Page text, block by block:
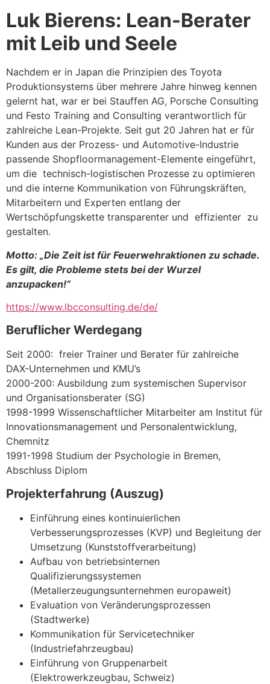
Luk Bierens: Lean-Berater
mit Leib und Seele
Nachdem er in Japan die Prinzipien des Toyota
Produktionsystems über mehrere Jahre hinweg kennen
gelernt hat, war er bei Stauffen AG, Porsche Consulting
und Festo Training and Consulting verantwortlich für
zahlreiche Lean-Projekte. Seit gut 20 Jahren hat er für
Kunden aus der Prozess- und Automotive-Industrie
passende Shopfloormanagement-Elemente eingeführt,
um die technisch-logistischen Prozesse zu optimieren
und die interne Kommunikation von Führungskräften,
Mitarbeitern und Experten entlang der
Wertschöpfungskette transparenter und effizienter zu
gestalten.
Motto: „Die Zeit ist für Feuerwehraktionen zu schade.
Es gilt, die Probleme stets bei der Wurzel
anzupacken!“
https://www.lbcconsulting.de/de/
Beruflicher Werdegang
Seit 2000: freier Trainer und Berater für zahlreiche
DAX-Unternehmen und KMU’s
2000-200: Ausbildung zum systemischen Supervisor
und Organisationsberater (SG)
1998-1999 Wissenschaftlicher Mitarbeiter am Institut für
Innovationsmanagement und Personalentwicklung,
Chemnitz
1991-1998 Studium der Psychologie in Bremen,
Abschluss Diplom
Projekterfahrung (Auszug)
Einführung eines kontinuierlichen
Verbesserungsprozesses (KVP) und Begleitung der
Umsetzung (Kunststoffverarbeitung)
Aufbau von betriebsinternen
Qualifizierungssystemen
(Metallerzeugungsunternehmen europaweit)
Evaluation von Veränderungsprozessen
(Stadtwerke)
Kommunikation für Servicetechniker
(Industriefahrzeugbau)
Einführung von Gruppenarbeit
(Elektrowerkzeugbau, Schweiz)